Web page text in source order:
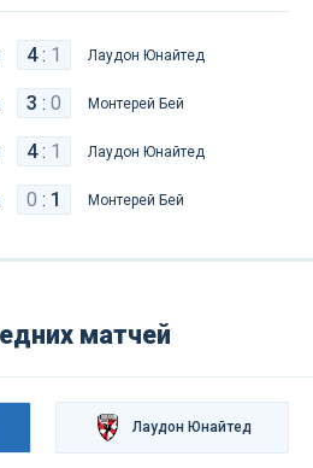
4: 1 Лаудон Юнайтед
3 : 0 Монтерей Бей
4: 1 Лаудон Юнайтед
0 : 1 Монтерей Бей
матчей
Лаудон Юнайтед